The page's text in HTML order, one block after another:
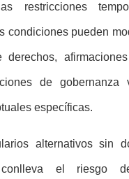
restricciones
condiciones pueden
derechos,
de gobernanza
específicas.
alternativos sin
conlleva el riesgo